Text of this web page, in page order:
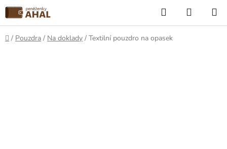
Přejít
na
obsah
Hledat
KOŠÍK
Domů
/ Pouzdra / Na doklady / Textilní pouzdro na opasek